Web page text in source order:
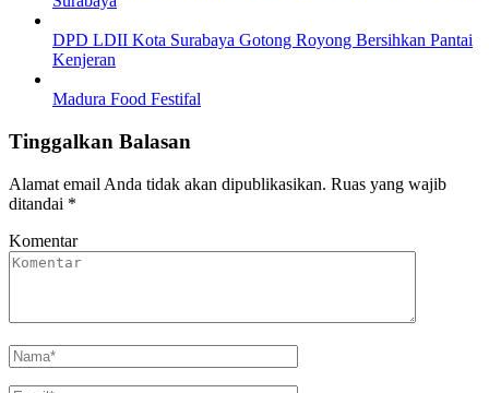
DPD LDII Kota Surabaya Gotong Royong Bersihkan Pantai
Kenjeran
Madura Food Festifal
Tinggalkan Balasan
Alamat email Anda tidak akan dipublikasikan. Ruas yang wajib
ditandai *
Komentar